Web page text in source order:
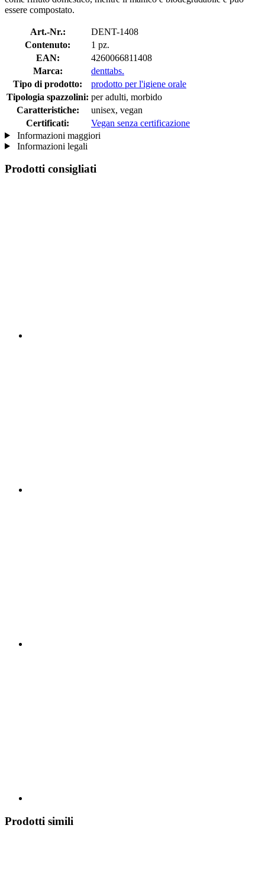
essere compostato.
Art.-Nr.:
DENT-1408
Contenuto:
1 pz.
EAN:
4260066811408
Marca:
denttabs.
Tipo di prodotto:
prodotto per l'igiene orale
Tipologia spazzolini: per adulti, morbido
Caratteristiche:
unisex, vegan
Certificati:
Vegan senza certificazione
Informazioni maggiori
Informazioni legali
Prodotti consigliati
Prodotti simili